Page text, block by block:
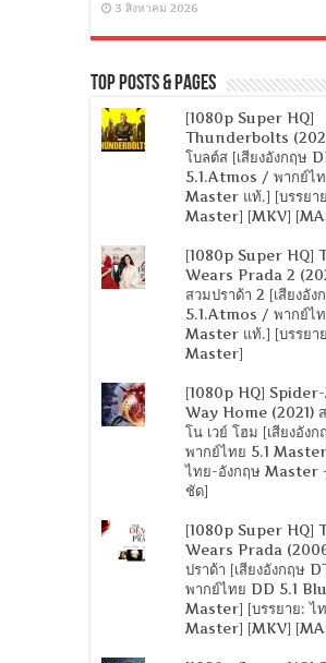
3 สิงหาคม 2026
Top Posts & Pages
[1080p Super HQ]
Thunderbolts
โบลต์ส [เสียงอังกฤษ
5.1.Atmos / พากย์ไ
Master แท้.] [บรรยา
Master] [MKV]
[1080p Super HQ]
Wears Prada 2
สวมปราด้า 2 [เสียงอัง
5.1.Atmos / พากย์ไท
Master แท้.] [บรรยา
Master]
[1080p HQ]
Way Home (2021)
โน เวย์ โฮม [เสียงอัง
พากย์ไทย 5.1
ไทย-อังกฤษ Master
ชัด]
[1080p Super HQ]
Wears Prada
ปราด้า [เสียงอังกฤษ
พากย์ไทย DD 5.1
Master] [บรรยาย: ไ
Master] [MKV]